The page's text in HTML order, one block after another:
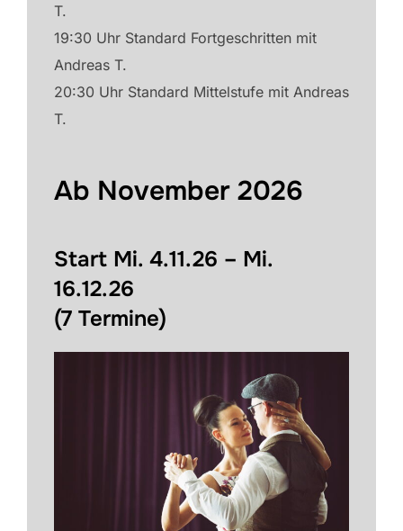
T.
19:30 Uhr Standard Fortgeschritten mit
Andreas T.
20:30 Uhr Standard Mittelstufe mit Andreas
T.
Ab November 2026
Start Mi. 4.11.26 – Mi.
16.12.26
(7 Termine)